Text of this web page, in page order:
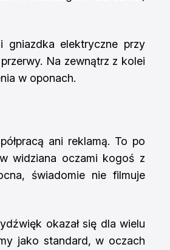
elektryczne przy
Na zewnątrz z kolei
w oponach.
ani reklamą. To po
widziana oczami kogoś z
świadomie nie filmuje
okazał się dla wielu
jako standard, w oczach